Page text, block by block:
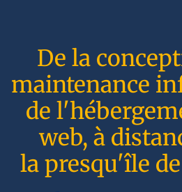
De la
maintenance
de
web, à
la presqu'île